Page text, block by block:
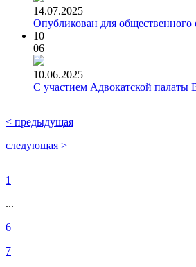
14.07.2025
Опубликован для
10
06
10.06.2025
С участием Адвокатской палаты
< предыдущая
следующая >
1
...
6
7